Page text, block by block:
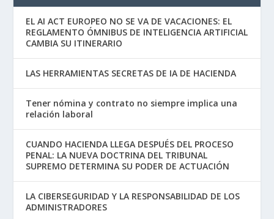
EL AI ACT EUROPEO NO SE VA DE VACACIONES: EL
REGLAMENTO ÓMNIBUS DE INTELIGENCIA ARTIFICIAL
CAMBIA SU ITINERARIO
LAS HERRAMIENTAS SECRETAS DE IA DE HACIENDA
Tener nómina y contrato no siempre implica una
relación laboral
CUANDO HACIENDA LLEGA DESPUÉS DEL PROCESO
PENAL: LA NUEVA DOCTRINA DEL TRIBUNAL
SUPREMO DETERMINA SU PODER DE ACTUACIÓN
LA CIBERSEGURIDAD Y LA RESPONSABILIDAD DE LOS
ADMINISTRADORES